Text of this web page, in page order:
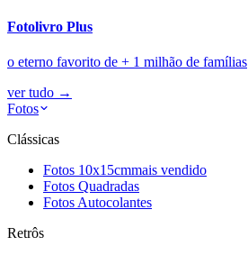
Fotolivro Plus
o eterno favorito de + 1 milhão de famílias
ver tudo →
Fotos
Clássicas
Fotos 10x15cmmais vendido
Fotos Quadradas
Fotos Autocolantes
Retrôs